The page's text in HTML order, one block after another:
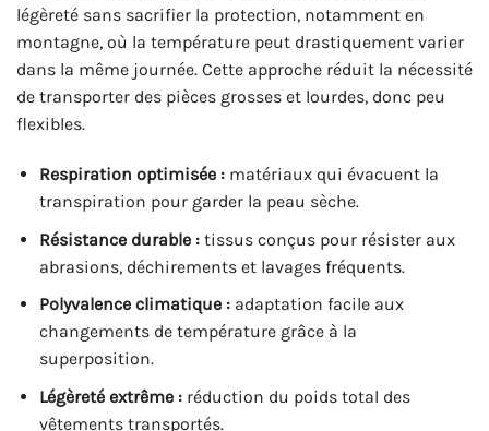
légèreté sans sacrifier la protection, notamment en
montagne, où la température peut drastiquement varier
dans la même journée. Cette approche réduit la nécessité
de transporter des pièces grosses et lourdes, donc peu
flexibles.
Respiration optimisée :matériaux qui évacuent la
transpiration pour garder la peau sèche.
Résistance durable :tissus conçus pour résister aux
abrasions, déchirements et lavages fréquents.
Polyvalence climatique :adaptation facile aux
changements de température grâce à la
superposition.
Légèreté extrême :réduction du poids total des
vêtements transportés.